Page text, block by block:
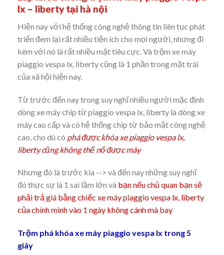
lx – liberty tại hà nội
Hiện nay với hệ thống công nghệ thông tin liên tục phát
triển đem lại rất nhiều tiện ích cho mọi người, nhưng đi
kèm với nó là rất nhiều mặt tiêu cực. Và trộm xe máy
piaggio vespa lx, liberty cũng là 1 phần trong mặt trái
của xã hội hiện nay.
Từ trước đến nay trong suy nghĩ nhiều người mặc định
dòng xe máy chip từ piaggio vespa lx, liberty là dòng xe
máy cao cấp và có hệ thống chip từ bảo mật công nghệ
cao, cho dù có phá được khóa xe piaggio vespa lx,
liberty cũng không thể nổ được máy
Nhưng đó là trước kia --> và đến nay những suy nghĩ
đó thực sự là 1 sai lầm lớn và bạn nếu chủ quan bạn sẽ
phải trả giá bằng chiếc xe máy piaggio vespa lx, liberty
của chính mình vào 1 ngày không cánh mà bay
Trộm phá khóa xe máy piaggio vespa lx trong 5
giây